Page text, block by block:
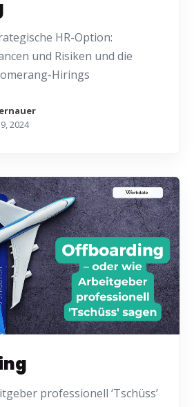
HR-Option:
und Risiken und die
Hirings
2024
professionell ‘Tschüss’